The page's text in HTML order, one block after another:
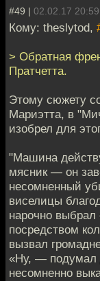
#49 | 02.02.17 20:59
Кому: theslytod,
> Обратная
Пратчетта.
Этому сюжету
Мариэтта, в
изобрел для
"Машина
мясник — он
несомненный
виселицы
нарочно
посредством
вызвал
«Ну, — подумал
несомненно